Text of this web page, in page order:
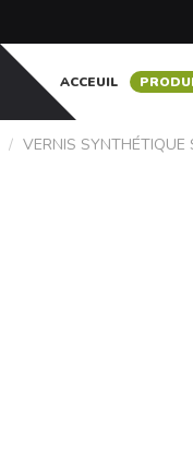
ACCEUIL
/ VERNIS SYNTHÉTIQUE